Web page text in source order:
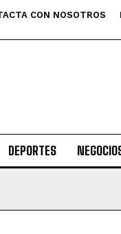
CON NOSOTROS
DEPORTES